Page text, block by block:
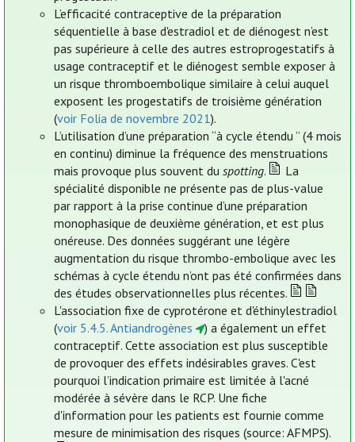
L’efficacité contraceptive de la préparation
séquentielle à base d'estradiol et de diénogest n’est
pas supérieure à celle des autres estroprogestatifs à
usage contraceptif et le diénogest semble exposer à
un risque thromboembolique similaire à celui auquel
exposent les progestatifs de troisième génération
(voir Folia de novembre 2021).
L’utilisation d’une préparation “à cycle étendu ” (4 mois
en continu) diminue la fréquence des menstruations
mais provoque plus souvent duspotting.
La
spécialité disponible ne présente pas de plus-value
par rapport à la prise continue d’une préparation
monophasique de deuxième génération, et est plus
onéreuse. Des données suggérant une légère
augmentation du risque thrombo-embolique avec les
schémas à cycle étendu n’ont pas été confirmées dans
des études observationnelles plus récentes.
L'association fixe de cyprotérone et d'éthinylestradiol
(voir 5.4.5. Antiandrogènes
) a également un effet
contraceptif. Cette association est plus susceptible
de provoquer des effets indésirables graves. C'est
pourquoi l’indication primaire est limitée à l'acné
modérée à sévère dans le RCP. Une fiche
d'information pour les patients est fournie comme
mesure de minimisation des risques (source: AFMPS).